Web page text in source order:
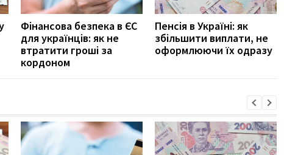
Фінансова безпека в ЄС
для українців: як не
втратити гроші за
кордоном
Пенсія в Україні: як
збільшити виплати, не
оформлюючи їх одразу